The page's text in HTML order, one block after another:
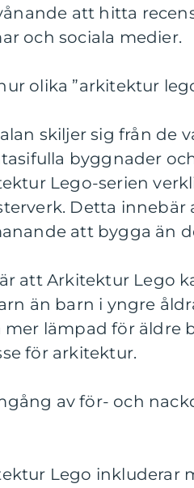
att hitta
och sociala medier.
olika ”arkitektur
skiljer sig från de
byggnader
Lego-serien
Detta innebär
att bygga än
att Arkitektur Lego
än barn i yngre
mer lämpad för äldre
för arkitektur.
av för- och
Lego inkluderar